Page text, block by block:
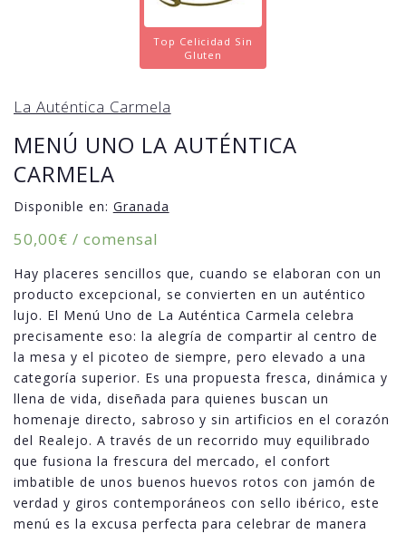
Top Celicidad Sin
Gluten
La Auténtica Carmela
MENÚ UNO LA AUTÉNTICA
CARMELA
Disponible en: Granada
50,00€ / comensal
Hay placeres sencillos que, cuando se elaboran con un
producto excepcional, se convierten en un auténtico
lujo. El Menú Uno de La Auténtica Carmela celebra
precisamente eso: la alegría de compartir al centro de
la mesa y el picoteo de siempre, pero elevado a una
categoría superior. Es una propuesta fresca, dinámica y
llena de vida, diseñada para quienes buscan un
homenaje directo, sabroso y sin artificios en el corazón
del Realejo. A través de un recorrido muy equilibrado
que fusiona la frescura del mercado, el confort
imbatible de unos buenos huevos rotos con jamón de
verdad y giros contemporáneos con sello ibérico, este
menú es la excusa perfecta para celebrar de manera